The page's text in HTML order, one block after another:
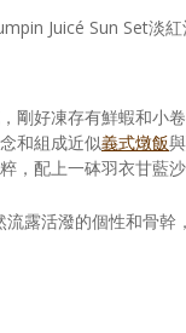
Juicé Sun Set淡紅
剛好凍存有鮮蝦和小
和組成近似義式燉飯與
，配上一砵羽衣甘藍沙
露活潑的個性和骨幹